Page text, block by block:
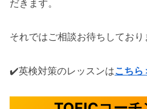
だきます。
それではご相談お待ちしており
✔️英検対策のレッスンはこちら